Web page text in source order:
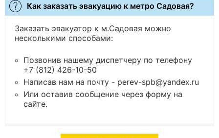
Как заказать эвакуацию к метро Садовая?
Заказать эвакуатор к м.Садовая можно
несколькими способами:
Позвонив нашему диспетчеру по телефону
+7 (812) 426-10-50
Написав нам на почту - perev-spb@yandex.ru
Или оставив сообщение через форму на
сайте.